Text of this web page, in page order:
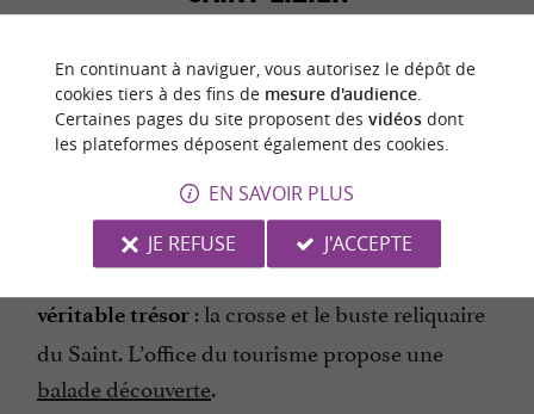
Couserans, au sein duparc naturel régional
des Pyrénées ariégeoises.Saint-Lizierabrite un
très important :
, palais des évêques, église
paroissiale, chapelle et cloître, qui a fait sa
renommée. Cette ville possède aussi un
véritable trésor : la crosse et le buste reliquaire
du Saint. L’office du tourisme propose une
balade découverte.
En continuant à naviguer, vous autorisez le dépôt de
cookies tiers à des fins de mesure d'audience.
Certaines pages du site proposent des vidéosdont
les plateformes déposent également des cookies.
EN SAVOIR PLUS
JE REFUSE
J'ACCEPTE